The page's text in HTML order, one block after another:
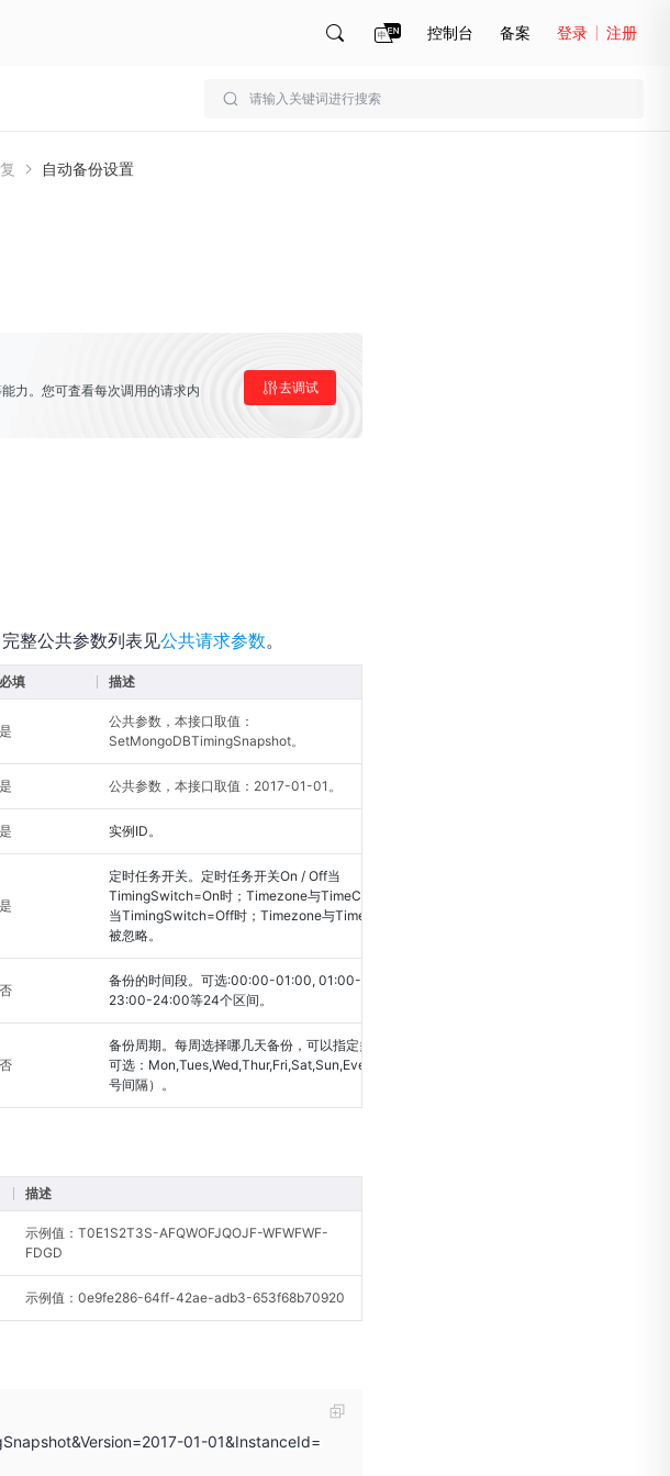
控制台 备案 登录 注册
自动备份设置
力。您可査看每次调用的请求内
去调试
整公共参数列表见公共请求参数。
必填 描述
是
公共参数，本接口取值：
SetMongoDBTimingSnapshot。
是 公共参数，本接口取值：2017-01-01。
是 实例ID。
是
定时任务开关。定时任务开关On / Off当
TimingSwitch=On时；Timezone与TimeCycle必填
当TimingSwitch=Off时；Timezone与TimeCycle将
被忽略。
否
备份的时间段。可选:00:00-01:00, 01:00-02:00, …,
23:00-24:00等24个区间。
否
备份周期。每周选择哪几天备份，可以指定多个值。
可选：Mon,Tues,Wed,Thur,Fri,Sat,Sun,Ever（以逗
号间隔）。
描述
示例值：T0E1S2T3S-AFQWOFJQOJF-WFWFWF-
FDGD
示例值：0e9fe286-64ff-42ae-adb3-653f68b70920
01-01&InstanceId=